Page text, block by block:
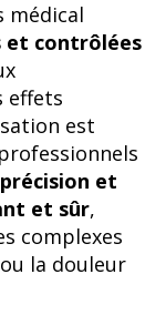
médical
et contrôlées
effets
est
et
et sûr,
complexes
la douleur